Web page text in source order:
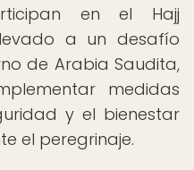
en el Hajj
a un desafío
de Arabia Saudita,
medidas
y el bienestar
el peregrinaje.